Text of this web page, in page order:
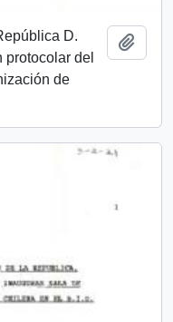
D.
protocolar del
de